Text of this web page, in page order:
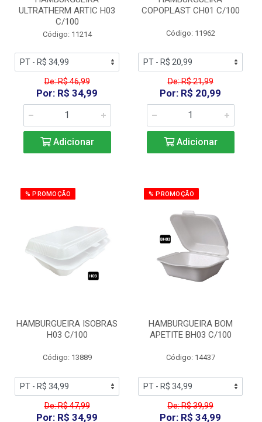
ULTRATHERM ARTIC H03
C/100
Código: 11214
De: R$ 46,99
Por: R$ 34,99
Adicionar
COPOPLAST CH01 C/100
Código: 11962
De: R$ 21,99
Por: R$ 20,99
Adicionar
% PROMOÇÃO
HAMBURGUEIRA ISOBRAS
H03 C/100
Código: 13889
De: R$ 47,99
Por: R$ 34,99
% PROMOÇÃO
HAMBURGUEIRA BOM
APETITE BH03 C/100
Código: 14437
De: R$ 39,99
Por: R$ 34,99